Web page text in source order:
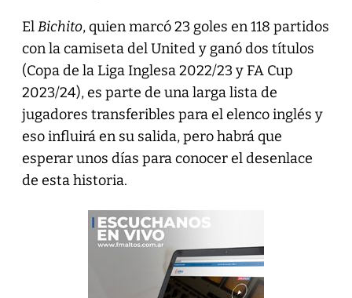
ElBichito, quien marcó 23 goles en 118 partidos
con la camiseta del United y ganó dos títulos
(Copa de la Liga Inglesa 2022/23 y FA Cup
2023/24), es parte de una larga lista de
jugadores transferibles para el elenco inglés y
eso influirá en su salida, pero habrá que
esperar unos días para conocer el desenlace
de esta historia.